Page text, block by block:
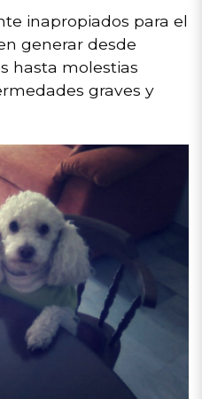
inapropiados para el
generar desde
hasta molestias
graves y